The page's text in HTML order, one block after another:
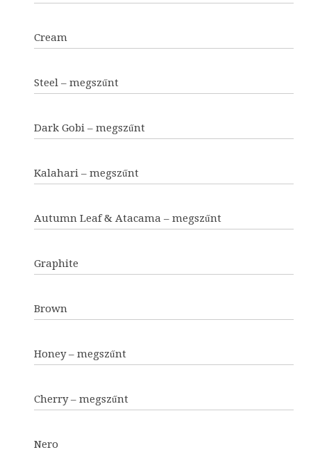
Cream
Steel – megszűnt
Dark Gobi – megszűnt
Kalahari – megszűnt
Autumn Leaf & Atacama – megszűnt
Graphite
Brown
Honey – megszűnt
Cherry – megszűnt
Nero